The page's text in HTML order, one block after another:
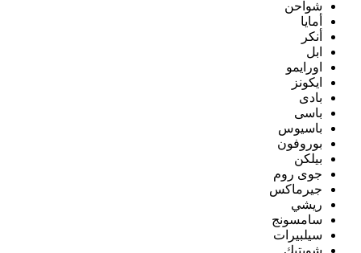
شواحن
أمايا
أنكر
ابل
اورايمو
ايكونز
بادى
باسى
باسيوس
بوروفون
بيلكن
جوى روم
جيرماكس
ريشي
سامسونج
سيلبيرات